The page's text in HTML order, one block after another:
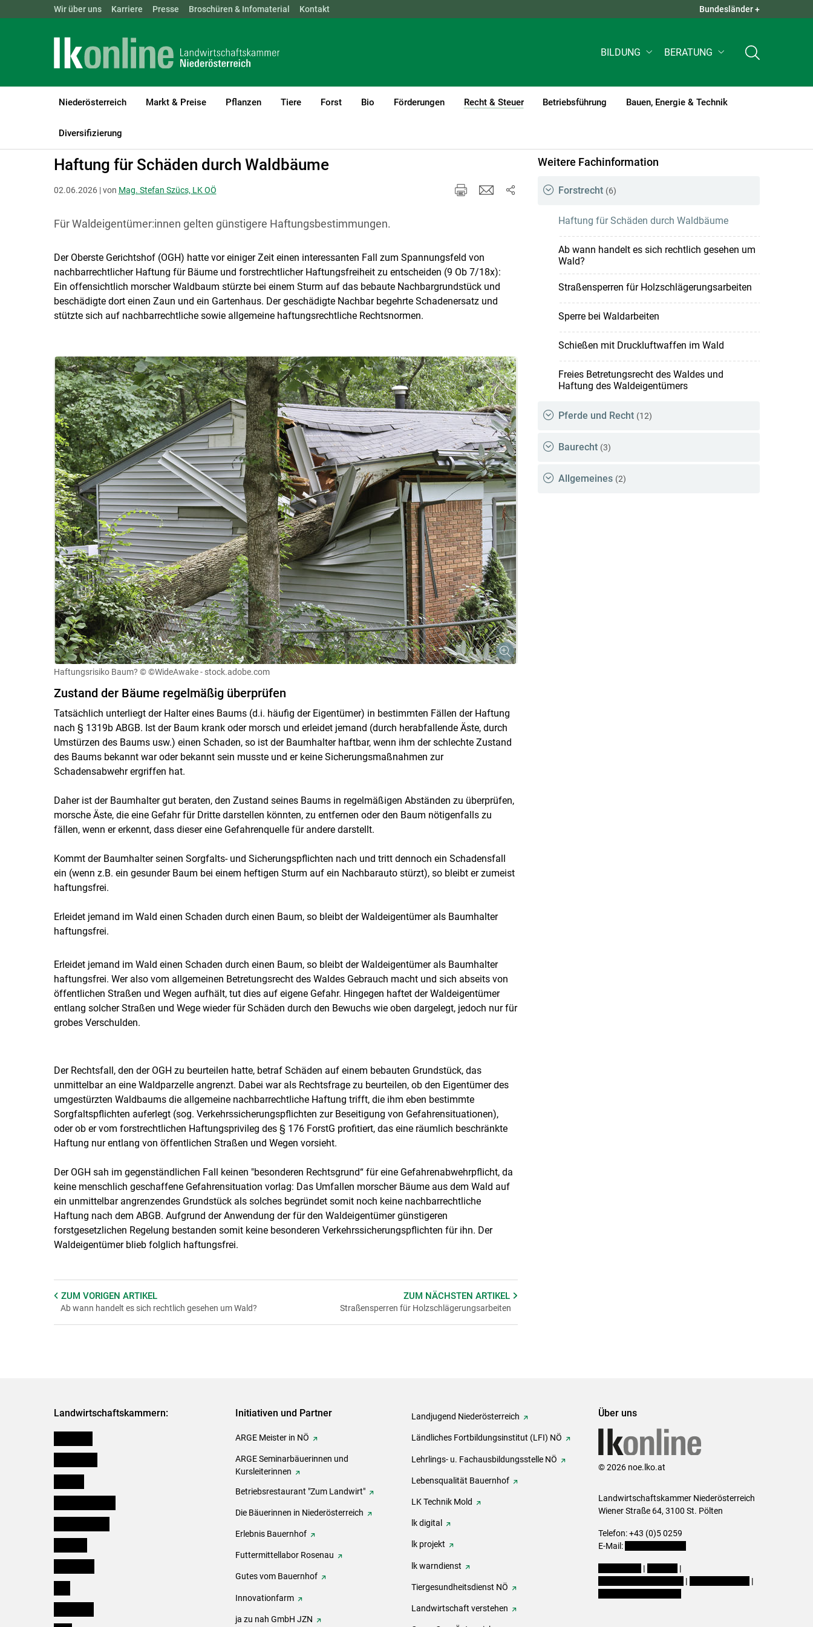
Skip to main content
Landwirtschaftskammern: ÖSTERREICH BGLD KTN NÖ OÖ SBG QUICK LINKS +
Wir über uns Karriere Presse Broschüren & Infomaterial Kontakt Bundesländer +
BILDUNG BERATUNG
Niederösterreich Markt & Preise Pflanzen Tiere Forst Bio Förderungen Recht & Steuer
(current)1
Betriebsführung Bauen, Energie & Technik
Diversifizierung
LK Niederösterreich
Haftung für Schäden durch Waldbäume
02.06.2026 | von Mag. Stefan Szücs, LK OÖ
Für Waldeigentümer:innen gelten günstigere Haftungsbestimmungen.
Der Oberste Gerichtshof (OGH) hatte vor einiger Zeit einen interessanten Fall zum Spannungsfeld von
nachbarrechtlicher Haftung für Bäume und forstrechtlicher Haftungsfreiheit zu entscheiden (9 Ob 7/18x):
Ein offensichtlich morscher Waldbaum stürzte bei einem Sturm auf das bebaute Nachbargrundstück und
beschädigte dort einen Zaun und ein Gartenhaus. Der geschädigte Nachbar begehrte Schadenersatz und
stützte sich auf nachbarrechtliche sowie allgemeine haftungsrechtliche Rechtsnormen.
Haftungsrisiko Baum? © ©WideAwake - stock.adobe.com
Zustand der Bäume regelmäßig überprüfen
Tatsächlich unterliegt der Halter eines Baums (d.i. häufig der Eigentümer) in bestimmten Fällen der Haftung
nach § 1319b ABGB. Ist der Baum krank oder morsch und erleidet jemand (durch herabfallende Äste, durch
Umstürzen des Baums usw.) einen Schaden, so ist der Baumhalter haftbar, wenn ihm der schlechte Zustand
des Baums bekannt war oder bekannt sein musste und er keine Sicherungsmaßnahmen zur
Schadensabwehr ergriffen hat.
Daher ist der Baumhalter gut beraten, den Zustand seines Baums in regelmäßigen Abständen zu überprüfen,
morsche Äste, die eine Gefahr für Dritte darstellen könnten, zu entfernen oder den Baum nötigenfalls zu
fällen, wenn er erkennt, dass dieser eine Gefahrenquelle für andere darstellt.
Kommt der Baumhalter seinen Sorgfalts- und Sicherungspflichten nach und tritt dennoch ein Schadensfall
ein (wenn z.B. ein gesunder Baum bei einem heftigen Sturm auf ein Nachbarauto stürzt), so bleibt er zumeist
haftungsfrei.
Erleidet jemand im Wald einen Schaden durch einen Baum, so bleibt der Waldeigentümer als Baumhalter
haftungsfrei.
Erleidet jemand im Wald einen Schaden durch einen Baum, so bleibt der Waldeigentümer als Baumhalter
haftungsfrei. Wer also vom allgemeinen Betretungsrecht des Waldes Gebrauch macht und sich abseits von
öffentlichen Straßen und Wegen aufhält, tut dies auf eigene Gefahr. Hingegen haftet der Waldeigentümer
entlang solcher Straßen und Wege wieder für Schäden durch den Bewuchs wie oben dargelegt, jedoch nur für
grobes Verschulden.
Der Rechtsfall, den der OGH zu beurteilen hatte, betraf Schäden auf einem bebauten Grundstück, das
unmittelbar an eine Waldparzelle angrenzt. Dabei war als Rechtsfrage zu beurteilen, ob den Eigentümer des
umgestürzten Waldbaums die allgemeine nachbarrechtliche Haftung trifft, die ihm eben bestimmte
Sorgfaltspflichten auferlegt (sog. Verkehrssicherungspflichten zur Beseitigung von Gefahrensituationen),
oder ob er vom forstrechtlichen Haftungsprivileg des § 176 ForstG profitiert, das eine räumlich beschränkte
Haftung nur entlang von öffentlichen Straßen und Wegen vorsieht.
Der OGH sah im gegenständlichen Fall keinen "besonderen Rechtsgrund“ für eine Gefahrenabwehrpflicht, da
keine menschlich geschaffene Gefahrensituation vorlag: Das Umfallen morscher Bäume aus dem Wald auf
ein unmittelbar angrenzendes Grundstück als solches begründet somit noch keine nachbarrechtliche
Haftung nach dem ABGB. Aufgrund der Anwendung der für den Waldeigentümer günstigeren
forstgesetzlichen Regelung bestanden somit keine besonderen Verkehrssicherungspflichten für ihn. Der
Waldeigentümer blieb folglich haftungsfrei.
ZUM VORIGEN ARTIKEL
Ab wann handelt es sich rechtlich gesehen um Wald?
ZUM NÄCHSTENARTIKEL
Straßensperren für Holzschlägerungsarbeiten
Weitere Fachinformation
Forstrecht (6)
Haftung für Schäden durch Waldbäume
Ab wann handelt es sich rechtlich gesehen um
Wald?
Straßensperren für Holzschlägerungsarbeiten
Sperre bei Waldarbeiten
Schießen mit Druckluftwaffen im Wald
Freies Betretungsrecht des Waldes und
Haftung des Waldeigentümers
Pferde und Recht (12)
Baurecht (3)
Allgemeines (2)
Landwirtschaftskammern: Initiativen und Partner
ARGE Meister in NÖ
ARGE Seminarbäuerinnen und
Kursleiterinnen
Betriebsrestaurant "Zum Landwirt"
Die Bäuerinnen in Niederösterreich
Erlebnis Bauernhof
Futtermittellabor Rosenau
Gutes vom Bauernhof
Innovationfarm
ja zu nah GmbH JZN
Landjugend Niederösterreich
Ländliches Fortbildungsinstitut (LFI) NÖ
Lehrlings- u. Fachausbildungsstelle NÖ
Lebensqualität Bauernhof
LK Technik Mold
lk digital
lk projekt
lk warndienst
Tiergesundheitsdienst NÖ
Landwirtschaft verstehen
Über uns
© 2026 noe.lko.at
Landwirtschaftskammer Niederösterreich
Wiener Straße 64, 3100 St. Pölten
Telefon: +43 (0)5 0259
E-Mail:
|
|
|
|